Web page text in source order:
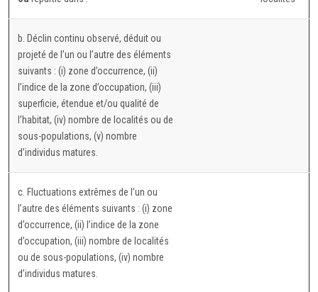
b. Déclin continu observé, déduit ou
projeté de l’un ou l’autre des éléments
suivants : (i) zone d’occurrence, (ii)
l’indice de la zone d’occupation, (iii)
superficie, étendue et/ou qualité de
l’habitat, (iv) nombre de localités ou de
sous-populations, (v) nombre
d’individus matures.
c. Fluctuations extrêmes de l’un ou
l’autre des éléments suivants : (i) zone
d’occurrence, (ii) l’indice de la zone
d’occupation, (iii) nombre de localités
ou de sous-populations, (iv) nombre
d’individus matures.